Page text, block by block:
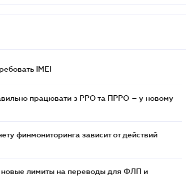
IMEI
працювати з РРО та ПРРО – у новому
финмониторинга зависит от действий
новые лимиты на переводы для ФЛП и